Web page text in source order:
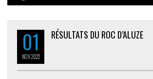
01
NOV2022
RÉSULTATS DU ROC D’ALUZE